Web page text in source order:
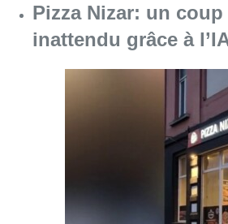
Pizza Nizar: un
inattendu grâce à